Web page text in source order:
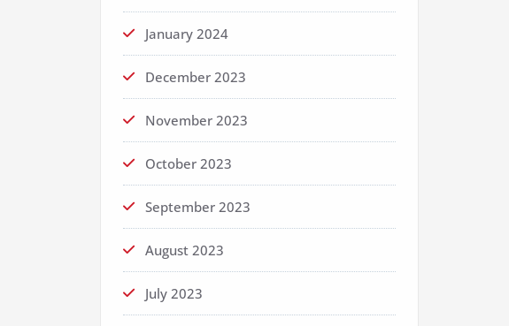
January 2024
December 2023
November 2023
October 2023
September 2023
August 2023
July 2023